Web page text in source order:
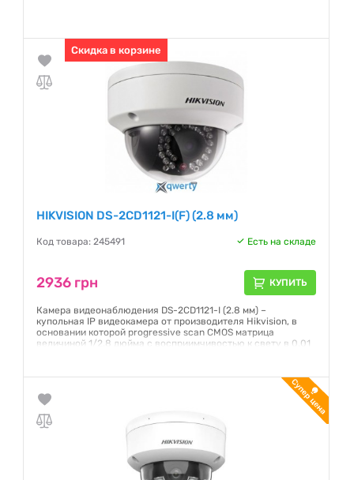
Скидка в корзине
HIKVISION DS-2CD1121-I(F) (2.8 мм)
Код товара: 245491 Есть на складе
2936 грн КУПИТЬ
Камера видеонаблюдения DS-2CD1121-I (2.8 мм) –
купольная IP видеокамера от производителя Hikvision, в
основании которой progressive scan CMOS матрица
величиной 1/2.8 дюйма с восприимчивостью к свету в 0.01
наибольшей разрешающей способностью при скорости